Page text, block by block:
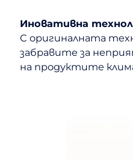
Иновативна
С оригиналната
забравите за
на продуктите